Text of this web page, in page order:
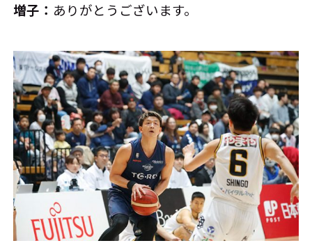
増子： ありがとうございます。